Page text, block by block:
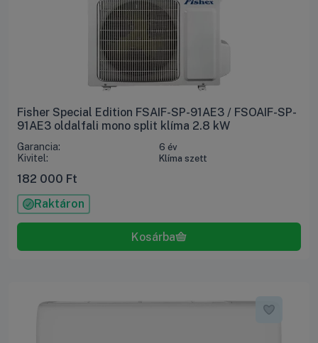
Fisher Special Edition FSAIF-SP-91AE3 / FSOAIF-SP-
91AE3 oldalfali mono split klíma 2.8 kW
Garancia: 6 év
Kivitel: Klíma szett
182 000 Ft
Raktáron